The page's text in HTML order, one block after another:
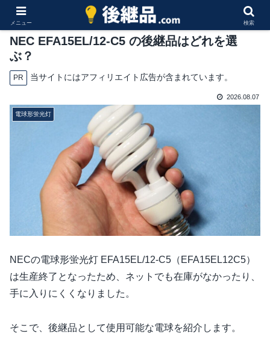
NEC EFA15EL/12-C5 の後継品はどれを選
ぶ？
PR 当サイトにはアフィリエイト広告が含まれています。
2026.08.07
電球形蛍光灯
NECの電球形蛍光灯 EFA15EL/12-C5（EFA15EL12C5）
は生産終了となったため、ネットでも在庫がなかったり、
手に入りにくくなりました。
そこで、後継品として使用可能な電球を紹介します。
メニュー 検索